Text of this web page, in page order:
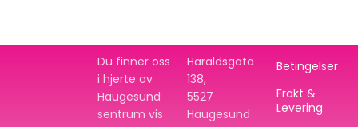
Du finner oss
i hjerte av
Haugesund
sentrum vis
Haraldsgata
138,
5527
Haugesund
Betingelser
Frakt &
Levering